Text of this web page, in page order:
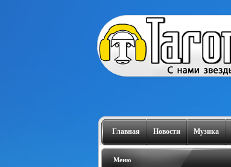
Главная Новости Музика
Меню